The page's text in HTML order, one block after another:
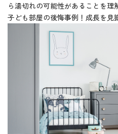
ら湯切れの可能性があることを理
子ども部屋の後悔事例！成長を見